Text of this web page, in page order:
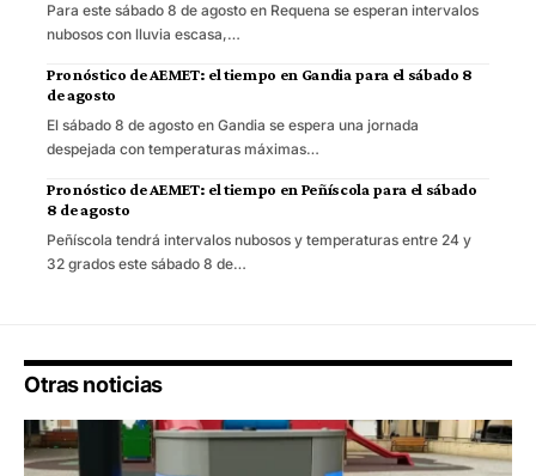
Para este sábado 8 de agosto en Requena se esperan intervalos
nubosos con lluvia escasa,…
Pronóstico de AEMET: el tiempo en Gandia para el sábado 8
de agosto
El sábado 8 de agosto en Gandia se espera una jornada
despejada con temperaturas máximas…
Pronóstico de AEMET: el tiempo en Peñíscola para el sábado
8 de agosto
Peñíscola tendrá intervalos nubosos y temperaturas entre 24 y
32 grados este sábado 8 de…
Otras noticias